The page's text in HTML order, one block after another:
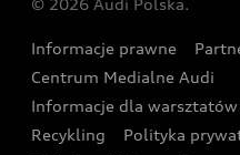
Wyszukaj najbliższego
Oferta dla przedsiębiorców
Oferta dla klientów
Kalkulator rat
Zasięg
Gwarancja
Akcje serwisowe Audi
Katalog online akcesoriów
Audi i Muzeum Sztuki
Audi driving experience
© 2026 Audi Polska.
Informacje prawne
Centrum Medialne Audi
Informacje dla warsztatów
Recykling
Polityka